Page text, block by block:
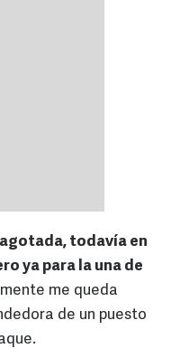
todavía en
ya para la una de
me queda
de un puesto